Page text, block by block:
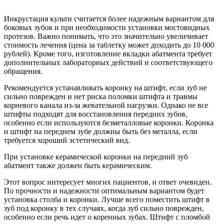
Инкрустация культи считается более надежным вариантом для
боковых зубов и при необходимости установки мостовидных
протезов. Важно понимать, что это значительно увеличивает
стоимость лечения (цена за таблетку может доходить до 10 000
рублей). Кроме того, изготовление вкладки абатмента требует
дополнительных лабораторных действий и соответствующего
обращения.
Рекомендуется устанавливать коронку на штифт, если зуб не
сильно поврежден и нет риска поломки штифта и травмы
корневого канала из-за жевательной нагрузки. Однако не все
штифты подходят для восстановления передних зубов,
особенно если используются безметалловые коронки. Коронка
и штифт на переднем зубе должны быть без металла, если
требуется хороший эстетический вид.
При установке керамической коронки на передний зуб
абатмент также должен быть керамическим.
Этот вопрос интересует многих пациентов, и ответ очевиден.
По прочности и надежности оптимальным вариантом будет
установка столба и коронки. Лучше всего поместить штифт в
зуб под коронку в тех случаях, когда зуб сильно поврежден,
особенно если речь идет о коренных зубах. Штифт с пломбой